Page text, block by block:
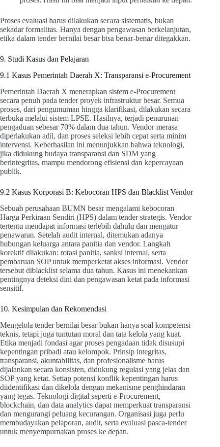
Proses evaluasi harus dilakukan secara sistematis, bukan
sekadar formalitas. Hanya dengan pengawasan berkelanjutan,
etika dalam tender bernilai besar bisa benar-benar ditegakkan.
9. Studi Kasus dan Pelajaran
9.1 Kasus Pemerintah Daerah X: Transparansi e-Procurement
Pemerintah Daerah X menerapkan sistem e-Procurement
secara penuh pada tender proyek infrastruktur besar. Semua
proses, dari pengumuman hingga klarifikasi, dilakukan secara
terbuka melalui sistem LPSE. Hasilnya, terjadi penurunan
pengaduan sebesar 70% dalam dua tahun. Vendor merasa
diperlakukan adil, dan proses seleksi lebih cepat serta minim
intervensi. Keberhasilan ini menunjukkan bahwa teknologi,
jika didukung budaya transparansi dan SDM yang
berintegritas, mampu mendorong efisiensi dan kepercayaan
publik.
9.2 Kasus Korporasi B: Kebocoran HPS dan Blacklist Vendor
Sebuah perusahaan BUMN besar mengalami kebocoran
Harga Perkiraan Sendiri (HPS) dalam tender strategis. Vendor
tertentu mendapat informasi terlebih dahulu dan mengatur
penawaran. Setelah audit internal, ditemukan adanya
hubungan keluarga antara panitia dan vendor. Langkah
korektif dilakukan: rotasi panitia, sanksi internal, serta
pembaruan SOP untuk memperketat akses informasi. Vendor
tersebut diblacklist selama dua tahun. Kasus ini menekankan
pentingnya deteksi dini dan pengawasan ketat pada informasi
sensitif.
10. Kesimpulan dan Rekomendasi
Mengelola tender bernilai besar bukan hanya soal kompetensi
teknis, tetapi juga tuntutan moral dan tata kelola yang kuat.
Etika menjadi fondasi agar proses pengadaan tidak disusupi
kepentingan pribadi atau kelompok. Prinsip integritas,
transparansi, akuntabilitas, dan profesionalisme harus
dijalankan secara konsisten, didukung regulasi yang jelas dan
SOP yang ketat. Setiap potensi konflik kepentingan harus
diidentifikasi dan dikelola dengan mekanisme penghindaran
yang tegas. Teknologi digital seperti e-Procurement,
blockchain, dan data analytics dapat memperkuat transparansi
dan mengurangi peluang kecurangan. Organisasi juga perlu
membudayakan pelaporan, audit, serta evaluasi pasca-tender
untuk menyempurnakan proses ke depan.